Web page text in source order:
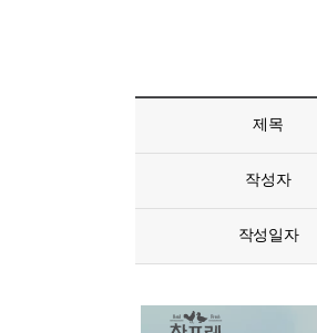
제목
작성자
작성일자